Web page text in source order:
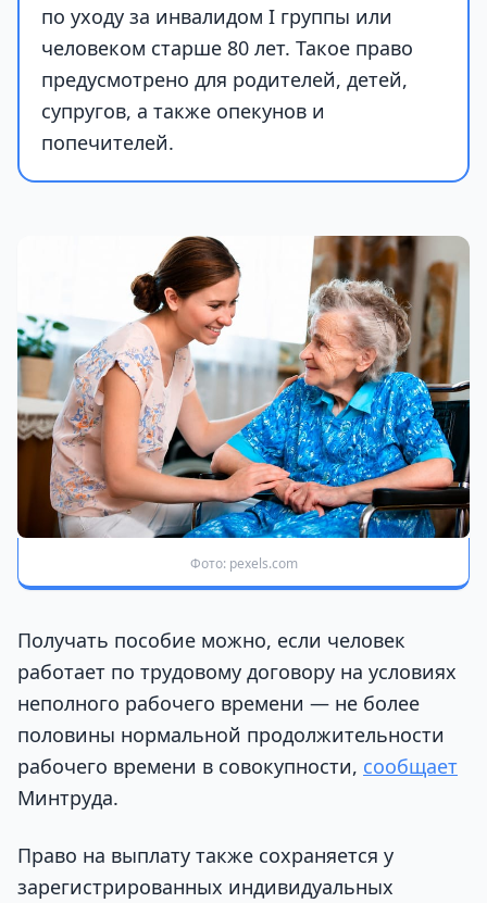
по уходу за инвалидом I группы или
человеком старше 80 лет. Такое право
предусмотрено для родителей, детей,
супругов, а также опекунов и
попечителей.
Фото: pexels.com
Получать пособие можно, если человек
работает по трудовому договору на условиях
неполного рабочего времени — не более
половины нормальной продолжительности
рабочего времени в совокупности, сообщает
Минтруда.
Право на выплату также сохраняется у
зарегистрированных индивидуальных